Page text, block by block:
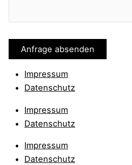
Impressum
Datenschutz
Impressum
Datenschutz
Impressum
Datenschutz